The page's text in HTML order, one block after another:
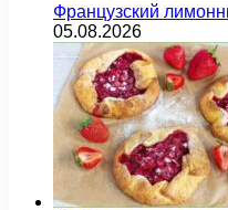
Французский
05.08.2026